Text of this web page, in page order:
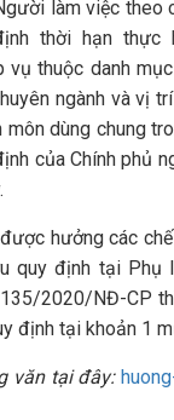
làm việc theo
thời hạn thực
vụ thuộc danh
ngành và vị
môn dùng chung
của Chính phủ
hưởng các
quy định tại Phụ
2020/NĐ-CP
định tại khoản 1
văn tại đây: